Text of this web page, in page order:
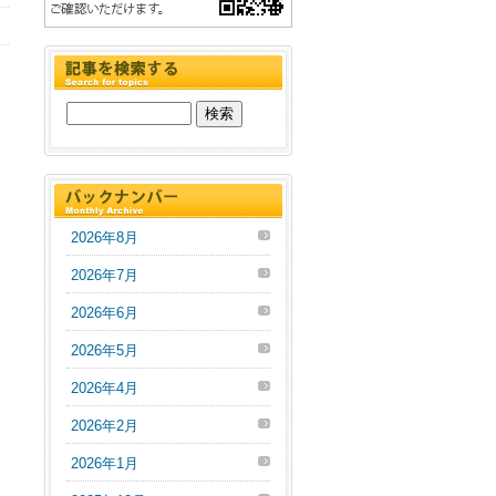
2026年8月
2026年7月
2026年6月
2026年5月
2026年4月
2026年2月
2026年1月